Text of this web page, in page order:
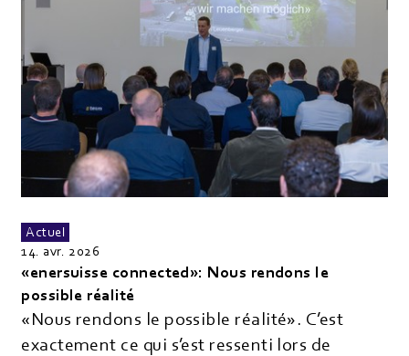
Actuel
14. avr. 2026
«enersuisse connected»: Nous rendons le
possible réalité
«Nous rendons le possible réalité». C’est
exactement ce qui s’est ressenti lors de